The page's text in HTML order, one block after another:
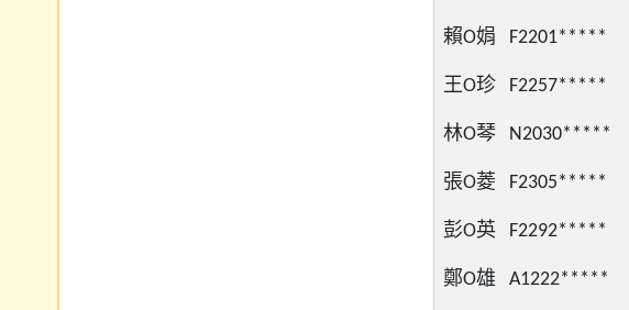
賴O娟 F2201*****
王O珍 F2257*****
林O琴 N2030*****
張O菱 F2305*****
彭O英 F2292*****
鄭O雄 A1222*****